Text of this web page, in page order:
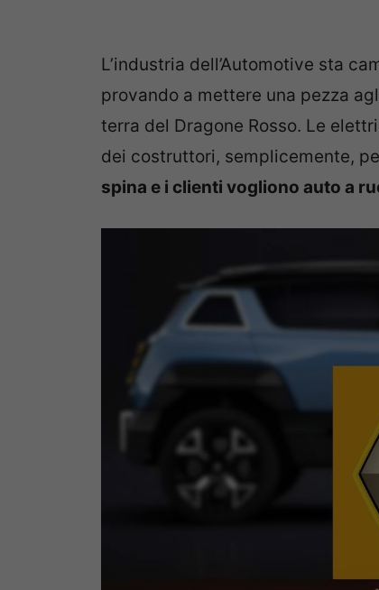
L’industria dell’Automotive sta
provando a mettere una pezza
terra del Dragone Rosso. Le
dei costruttori, semplicemente,
spina e i clienti vogliono auto a